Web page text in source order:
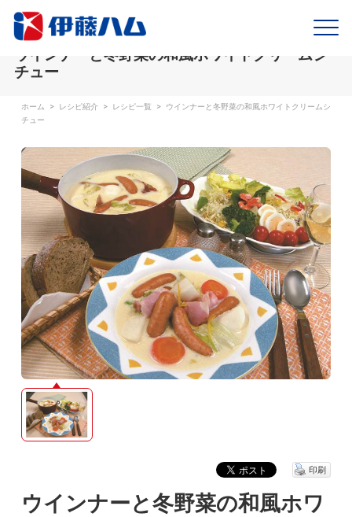
ウインナーと冬野菜の和風ホワイトクリームシ
チュー
ホーム > レシピ紹介 > レシピ一覧 >
ウインナーと冬野菜の和風ホワイトクリームシ
チュー
ウインナーと冬野菜の和風ホワ
印刷